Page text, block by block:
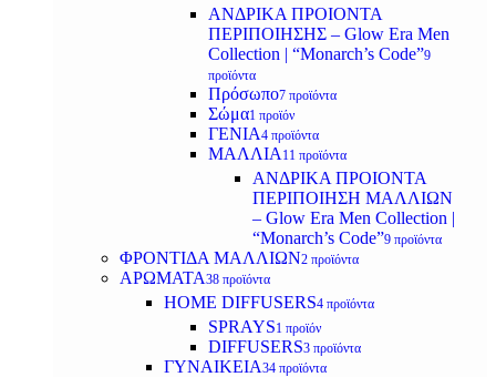
ΑΝΔΡΙΚΑ ΠΡΟΙΟΝΤΑ
ΠΕΡΙΠΟΙΗΣΗΣ – Glow Era Men
Collection | “Monarch’s Code”9
προϊόντα
Πρόσωπο7 προϊόντα
Σώμα1 προϊόν
ΓΕΝΙΑ4 προϊόντα
ΜΑΛΛΙΑ 11 προϊόντα
ΑΝΔΡΙΚΑ ΠΡΟΙΟΝΤΑ
ΠΕΡΙΠΟΙΗΣΗ ΜΑΛΛΙΩΝ
– Glow Era Men Collection |
“Monarch’s Code”9 προϊόντα
ΦΡΟΝΤΙΔΑ ΜΑΛΛΙΩΝ2 προϊόντα
ΑΡΩΜΑΤΑ38 προϊόντα
HOME DIFFUSERS4 προϊόντα
SPRAYS1 προϊόν
DIFFUSERS3 προϊόντα
ΓΥΝΑΙΚΕΙΑ34 προϊόντα